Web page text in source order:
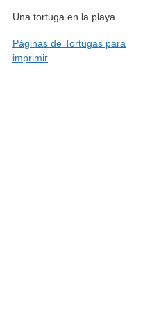
Una tortuga en la playa
Páginas de Tortugas para
imprimir